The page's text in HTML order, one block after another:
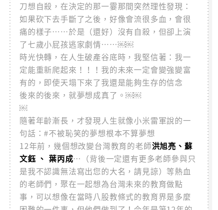
刀想自殺，在決定的那一霎那間突然理性發現：
如果砍下去手斷了之後，好像會流很多血，會很
痛的樣子⋯⋯於是（還好）沒有自殺，但卻上演
了七歲小屁孩逃家劇情⋯⋯￼￼
時光快轉，在人生破產谷底時，我堅信著：我一
定能重新爬起來！！！我的未來一定會變強變富
有的，即使天塌下來了我還是能夠生存的信念
後來的後來，就夢想成真了。￼￼
￼
隨著年齡漸長，才發現人生就像小米雷軍說的一
句話：#不被恥笑的夢想根本不算夢想
12年前，幾個想改變台灣教育的老師洪旭亮、蘇
文鈺 、 葉丙成…（背後一定還有更多老師參與只
是我不認識無法寫出您的大名，請見諒）等熱血
的老師們，聚在一起想為台灣未來的教育做點
事，可以想像在當時八股教條式的教育界是多麼